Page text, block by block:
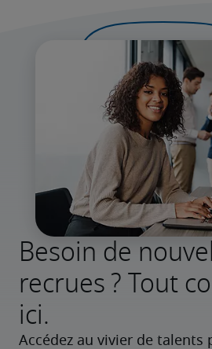
Besoin de
recrues ? Tout
ici.
Accédez au vivier de talents